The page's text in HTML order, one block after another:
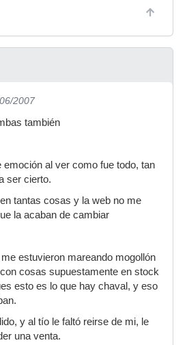
2007
también
emoción al ver como fue todo, tan
ser cierto.
tantas cosas y la web no me
la acaban de cambiar
estuvieron mareando mogollón
cosas supuestamente en stock
esto es lo que hay chaval, y eso
y al tío le faltó reirse de mi, le
una venta.